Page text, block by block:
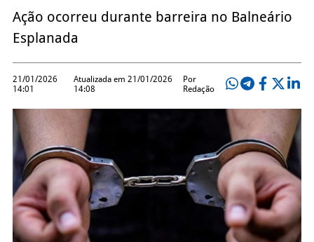
Ação ocorreu durante barreira no Balneário
Esplanada
21/01/2026
14:01
Atualizada em 21/01/2026
14:08
Por
Redação